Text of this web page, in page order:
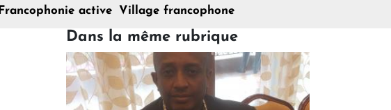
active Village francophone
Dans la même rubrique